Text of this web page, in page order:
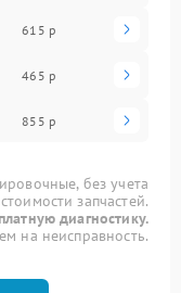
615 р
465 р
855 р
без учета
стоимости запчастей.
диагностику.
на неисправность.